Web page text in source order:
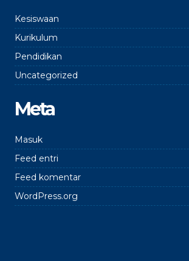
Kesiswaan
Kurikulum
Pendidikan
Uncategorized
Meta
Masuk
Feed entri
Feed komentar
WordPress.org